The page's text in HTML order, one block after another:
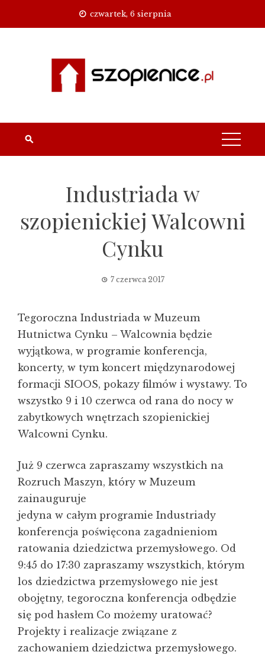
czwartek, 6 sierpnia
Industriada w
szopienickiej Walcowni
Cynku
7 czerwca 2017
Tegoroczna Industriada w Muzeum
Hutnictwa Cynku – Walcownia będzie
wyjątkowa, w programie konferencja,
koncerty, w tym koncert międzynarodowej
formacji SIOOS, pokazy filmów i wystawy. To
wszystko 9 i 10 czerwca od rana do nocy w
zabytkowych wnętrzach szopienickiej
Walcowni Cynku.
Już 9 czerwca zapraszamy wszystkich na
Rozruch Maszyn, który w Muzeum
zainauguruje
jedyna w całym programie Industriady
konferencja poświęcona zagadnieniom
ratowania dziedzictwa przemysłowego. Od
9:45 do 17:30 zapraszamy wszystkich, którym
los dziedzictwa przemysłowego nie jest
obojętny, tegoroczna konferencja odbędzie
się pod hasłem Co możemy uratować?
Projekty i realizacje związane z
zachowaniem dziedzictwa przemysłowego.